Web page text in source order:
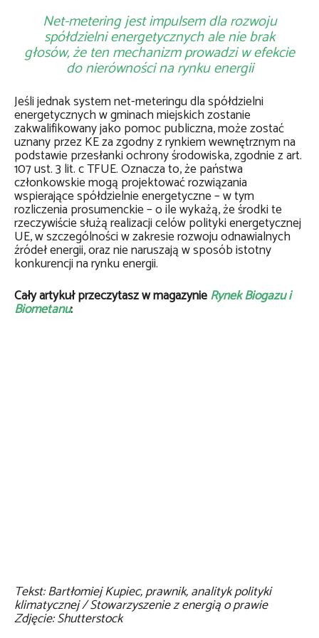
Net-metering jest impulsem dla rozwoju
spółdzielni energetycznych ale nie brak
głosów, że ten mechanizm prowadzi w efekcie
do nierówności na rynku energii
Jeśli jednak system net-meteringu dla spółdzielni
energetycznych w gminach miejskich zostanie
zakwalifikowany jako pomoc publiczna, może zostać
uznany przez KE za zgodny z rynkiem wewnętrznym na
podstawie przesłanki ochrony środowiska, zgodnie z art.
107 ust. 3 lit. c TFUE. Oznacza to, że państwa
członkowskie mogą projektować rozwiązania
wspierające spółdzielnie energetyczne – w tym
rozliczenia prosumenckie – o ile wykażą, że środki te
rzeczywiście służą realizacji celów polityki energetycznej
UE, w szczególności w zakresie rozwoju odnawialnych
źródeł energii, oraz nie naruszają w sposób istotny
konkurencji na rynku energii.
Cały artykuł przeczytasz w magazynieRynek Biogazu i
Biometanu:
Tekst: Bartłomiej Kupiec, prawnik, analityk polityki
klimatycznej / Stowarzyszenie z energią o prawie
Zdjęcie: Shutterstock